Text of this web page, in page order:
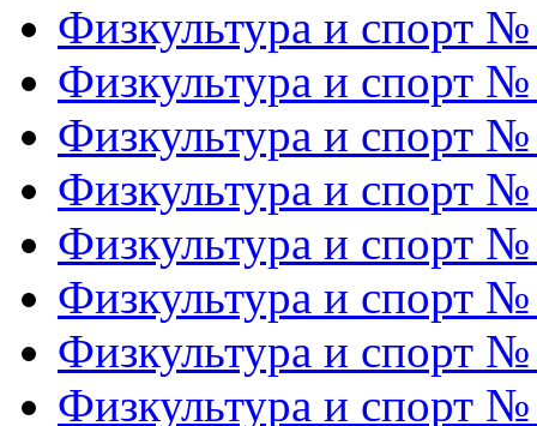
Физкультура и спорт
Физкультура и спорт
Физкультура и спорт
Физкультура и спорт
Физкультура и спорт
Физкультура и спорт
Физкультура и спорт
Физкультура и спорт